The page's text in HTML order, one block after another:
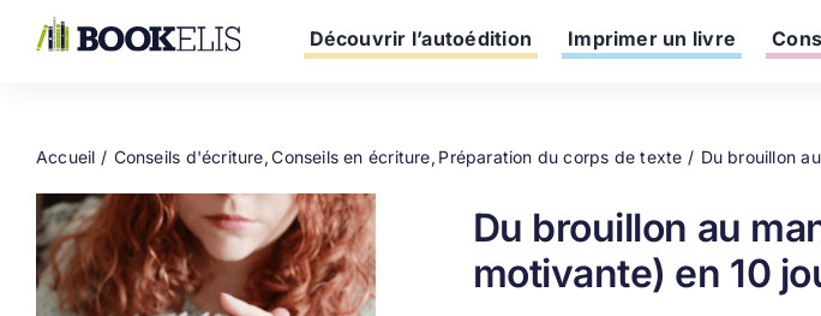
Découvrir l’autoédition Imprimer un livre
Accueil Conseils d'écriture Conseils en écriture Préparation du corps de texte Du brouillon
Du brouillon au
motivante) en 10